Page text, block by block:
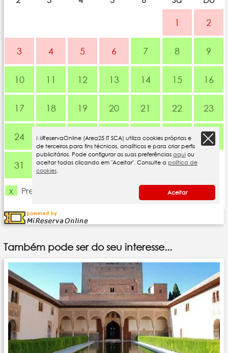
Também pode ser do seu interesse...